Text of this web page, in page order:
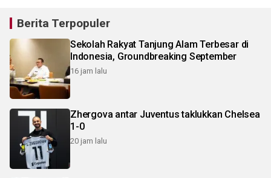
Berita Terpopuler
Sekolah Rakyat Tanjung Alam Terbesar di
Indonesia, Groundbreaking September
16 jam lalu
Zhergova antar Juventus taklukkan Chelsea
1-0
20 jam lalu